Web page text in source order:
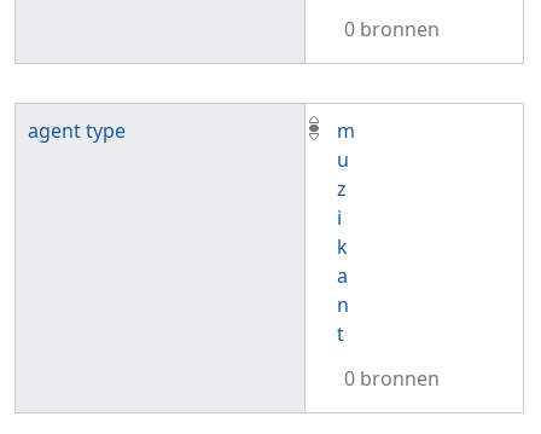
0 bronnen
agent type
m
u
z
i
k
a
n
t
0 bronnen